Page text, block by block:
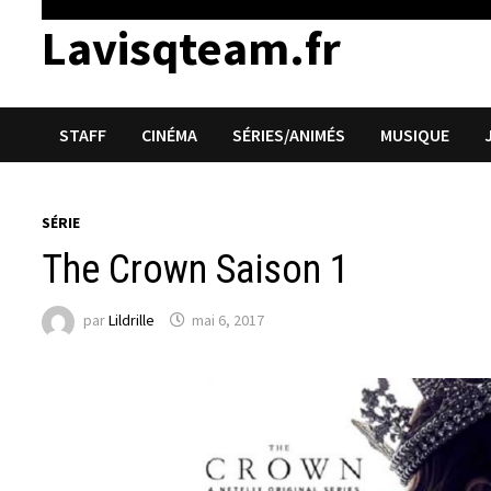
Lavisqteam.fr
STAFF CINÉMA SÉRIES/ANIMÉS MUSIQUE
SÉRIE
The Crown Saison 1
parLildrille mai 6, 2017